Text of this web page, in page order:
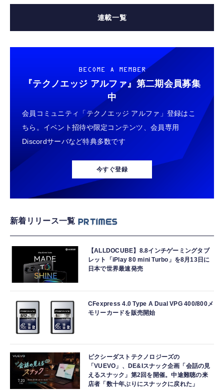
連載一覧
BECOME A MEMBER
『テクノエッジ アルファ』 第二期会員募集
中
会員コミュニティ「テクノエッジ アルファ」登録はこ
ちら。イベント招待や限定コンテンツ、会員専用
Discordサーバなど特典多数です
今すぐ登録
新着リリース一覧
【ALLDOCUBE】8.8インチゲーミングタブ
レット「iPlay 80 mini Turbo」を8月13日に
日本で世界最速発売
CFexpress 4.0 Type A Dual VPG 400/800メ
モリーカードを販売開始
ピクシーダストテクノロジーズの
「VUEVO」、DE&Iスナック企画「会話の見
えるスナック」第2回を開催。中途難聴の来
店者「数十年ぶりにスナックに戻れた」